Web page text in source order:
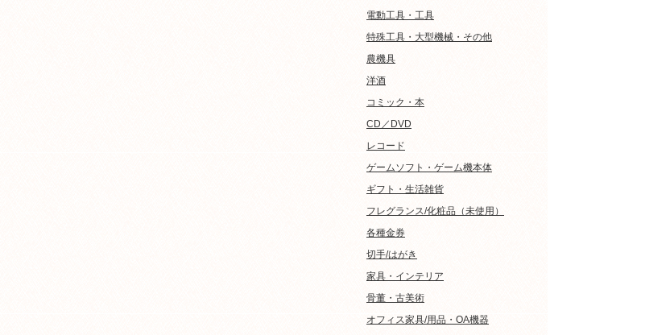
電動工具・工具
特殊工具・大型機械・その他
農機具
洋酒
コミック・本
CD／DVD
レコード
ゲームソフト・ゲーム機本体
ギフト・生活雑貨
フレグランス/化粧品（未使用）
各種金券
切手/はがき
家具・インテリア
骨董・古美術
オフィス家具/用品・OA機器